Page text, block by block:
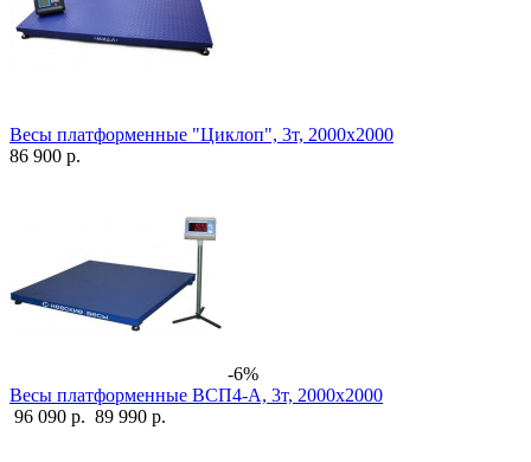
Весы платформенные "Циклоп", 3т, 2000х2000
86 900 р.
-6%
Весы платформенные ВСП4-А, 3т, 2000х2000
96 090 р. 89 990 р.